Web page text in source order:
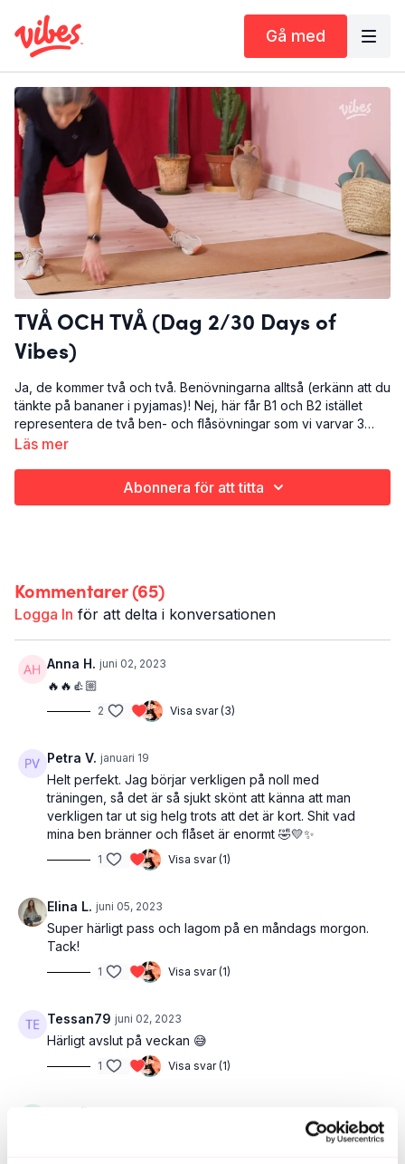
Gå med
TVÅ OCH TVÅ (Dag 2/30 Days of
Vibes)
Ja, de kommer två och två. Benövningarna alltså (erkänn att du
tänkte på bananer i pyjamas)! Nej, här får B1 och B2 istället
representera de två ben- och flåsövningar som vi varvar 3
gånger. Och 3 sådana par ska vi beta av lite raskt. Resultatet
Det här är Två och två:
Läs mer
Abonnera för att titta
Kommentarer (65)
Logga In för att delta i konversationen
Anna H. juni 02, 2023
🔥🔥👍🏼
2 Visa svar (3)
Petra V. januari 19
Helt perfekt. Jag börjar verkligen på noll med
träningen, så det är så sjukt skönt att känna att man
verkligen tar ut sig helg trots att det är kort. Shit vad
mina ben bränner och flåset är enormt 🤣💛✨️
1 Visa svar (1)
Elina L. juni 05, 2023
Super härligt pass och lagom på en måndags morgon.
Tack!
1 Visa svar (1)
Tessan79 juni 02, 2023
Härligt avslut på veckan 😅
1 Visa svar (1)
Josefine